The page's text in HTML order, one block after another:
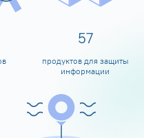
60
продуктов для защиты
информации